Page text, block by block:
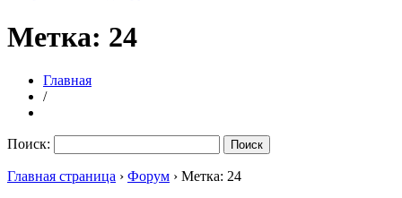
Метка: 24
Главная
/
Поиск:
Главная страница › Форум › Метка: 24